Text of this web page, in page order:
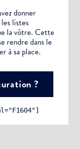
donner
listes
la vôtre. Cette
rendre dans le
à sa place.
?